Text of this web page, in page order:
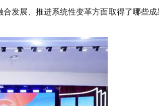
发展、推进系统性变革方面取得了哪些